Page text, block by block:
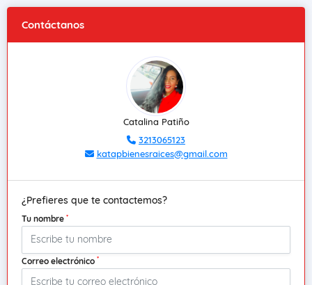
Contáctanos
Catalina Patiño
3213065123
katapbienesraices@gmail.com
¿Prefieres que te contactemos?
Tu nombre *
Correo electrónico *